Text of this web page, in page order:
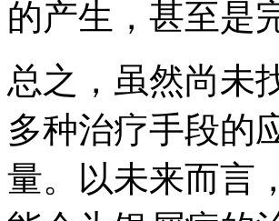
的产生，甚至是
总之，虽然尚未
多种治疗手段的
量。以未来而言